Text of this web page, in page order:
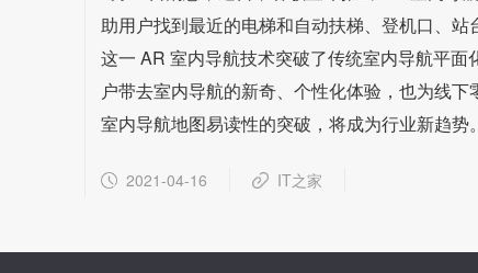
助用户找到最近的电梯和自动扶梯、登机口、站
这一 AR 室内导航技术突破了传统室内导航平
户带去室内导航的新奇、个性化体验，也为线
室内导航地图易读性的突破，将成为行业新趋势。
2021-04-16 IT之家